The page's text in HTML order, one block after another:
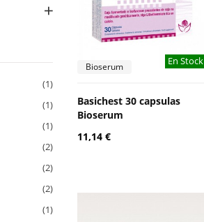
En Stock
Bioserum
Basichest 30 capsulas
Bioserum
11,14 €
(1)
(1)
(1)
(2)
(2)
(2)
(1)